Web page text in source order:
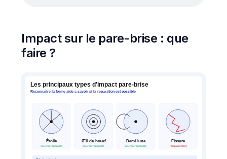
Impact sur le pare-brise : que
faire ?